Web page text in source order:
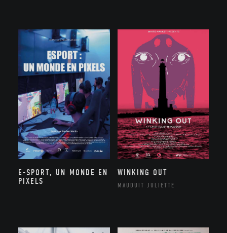
E-SPORT, UN MONDE EN
PIXELS
WINKING OUT
MAUDUIT JULIETTE